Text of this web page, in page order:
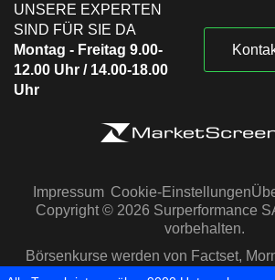
UNSERE EXPERTEN
SIND FÜR SIE DA
Montag - Freitag 9.00-
12.00 Uhr / 14.00-18.00
Uhr
Impressum Cookie-Einstellungen
Copyright © 2026 Surperformance
vorbehalten.
Börsenkurse werden von Factset,
Capital IQ zur Verfügung